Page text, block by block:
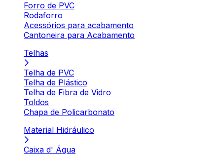
Forro de PVC
Rodaforro
Acessórios para acabamento
Cantoneira para Acabamento
Telhas
Telha de PVC
Telha de Plástico
Telha de Fibra de Vidro
Toldos
Chapa de Policarbonato
Material Hidráulico
Caixa d' Água